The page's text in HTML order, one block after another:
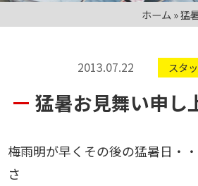
ホーム »猛
2013.07.22 スタ
猛暑お見舞い申し
梅雨明が早くその後の猛暑日・
さ